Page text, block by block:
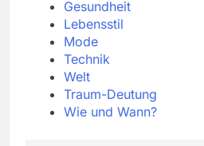
Gesundheit
Lebensstil
Mode
Technik
Welt
Traum-Deutung
Wie und Wann?